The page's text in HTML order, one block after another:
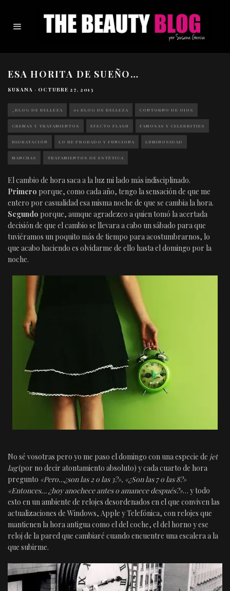
ESA HORITA DE SUEÑO…
SUSANA · OCTUBRE 27, 2013
_BLOG DE BELLEZA 01 BLOG DE BELLEZA CONTORNO DE OJOS
CREMAS Y TRATAMIENTOS EFECTO FLASH FAMOSAS Y CELEBRITIES
HIDRATACIÓN LO HE PROBADO Y FUNCIONA LUMINOSIDAD
MANCHAS TRATAMIENTOS DE ESTÉTICA
El cambio de hora saca a la luz mi lado más indisciplinado.
Primero porque, como cada año, tengo la sensación de que me
entero por casualidad esa misma noche de que se cambia la hora.
Segundo porque, aunque agradezco a quien tomó la acertada
decisión de que el cambio se llevara a cabo un sábado para que
tuviéramos un poquito más de tiempo para acostumbrarnos, lo
que acabo haciendo es olvidarme de ello hasta el domingo por la
noche.
No sé vosotras pero yo me paso el domingo con una especie de jet
lag(por no decir atontamiento absoluto) y cada cuarto de hora
pregunto «Pero…¿son las 2 o las 3?», «¿Son las 7 o las 8?»
«Entonces… ¿hoy anochece antes o amanece después?»… y todo
esto en un ambiente de relojes desordenados en el que conviven las
actualizaciones de Windows, Apple y Telefónica, con relojes que
mantienen la hora antigua como el del coche, el del horno y ese
reloj de la pared que cambiaré cuando encuentre una escalera a la
que subirme.